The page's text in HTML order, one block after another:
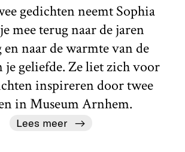
gedichten neemt Sophia
mee terug naar de jaren
naar de warmte van de
je geliefde. Ze liet zich voor
inspireren door twee
in Museum Arnhem.
Lees meer